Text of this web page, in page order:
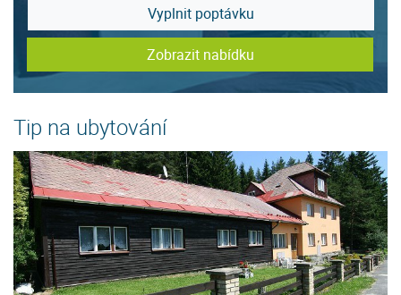
Vyplnit poptávku
Zobrazit nabídku
Tip na ubytování